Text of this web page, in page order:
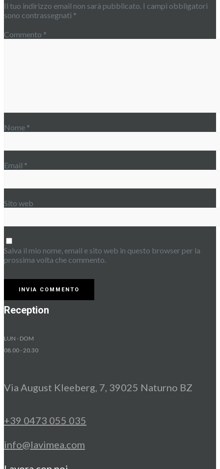
Il tuo indirizzo email non sarà pubblicato. I campi obbligatori
sono contrassegnati *
Commento *
Nome *
Email *
Sito web
Salva il mio nome, email e sito web in questo browser per la
prossima volta che commento.
Reception
LUN - DOM
08.00 - 20.30
Via August Kleeberg, 7, 39025 Naturno BZ
+39 0473 055 035
info@lavimea.com